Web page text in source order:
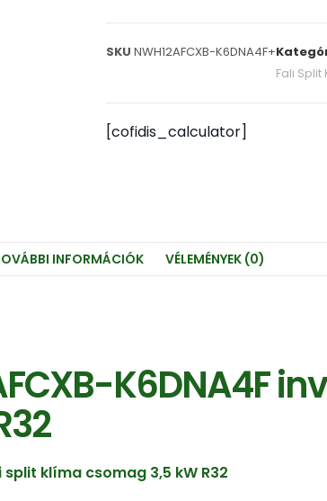
SKU NWH12AFCXB-K6DNA4F+
Fali Split
[cofidis_calculator]
INFORMÁCIÓK VÉLEMÉNYEK (0)
K6DNA4F
split klíma csomag 3,5 kW R32